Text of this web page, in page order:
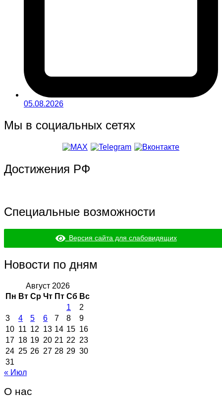
05.08.2026
Мы в социальных сетях
Достижения РФ
Специальные возможности
Версия сайта для слабовидящих
Новости по дням
Август 2026
Пн Вт Ср Чт Пт Сб Вс
1
2
3
4 5 6 7 8
9
10 11 12 13 14 15 16
17 18 19 20 21 22 23
24 25 26 27 28 29 30
31
« Июл
О нас